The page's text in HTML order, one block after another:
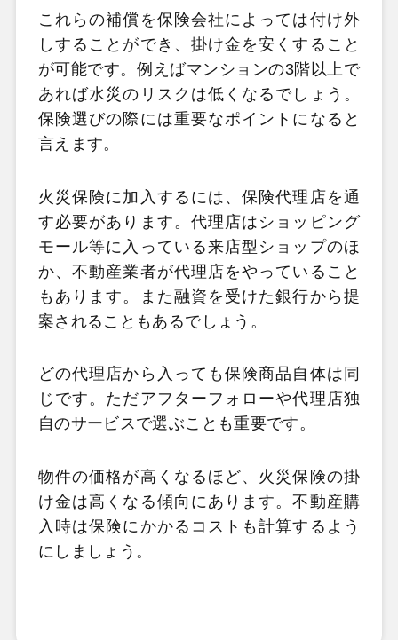
これらの補償を保険会社によっては付け外
しすることができ、掛け金を安くすること
が可能です。例えばマンションの3階以上で
あれば水災のリスクは低くなるでしょう。
保険選びの際には重要なポイントになると
言えます。
火災保険に加入するには、保険代理店を通
す必要があります。代理店はショッピング
モール等に入っている来店型ショップのほ
か、不動産業者が代理店をやっていること
もあります。また融資を受けた銀行から提
案されることもあるでしょう。
どの代理店から入っても保険商品自体は同
じです。ただアフターフォローや代理店独
自のサービスで選ぶことも重要です。
物件の価格が高くなるほど、火災保険の掛
け金は高くなる傾向にあります。不動産購
入時は保険にかかるコストも計算するよう
にしましょう。